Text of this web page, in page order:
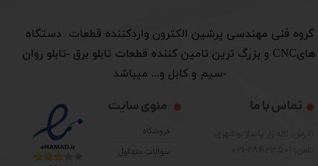
​گروه فنی مهندسی پرشین الکترون واردکننده قطعات دستگاه
هایCNC و بزرگ ترین تامین کننده قطعات تابلو برق -تابلو روان
-سیم و کابل و... میباشد
منوی سایت
فروشگاه
سوالات متداول
تماس با ما